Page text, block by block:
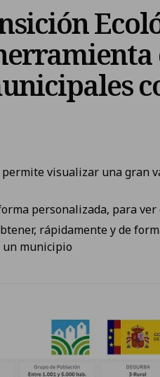
visualizar una
personalizada, para
rápidamente y de
un municipio